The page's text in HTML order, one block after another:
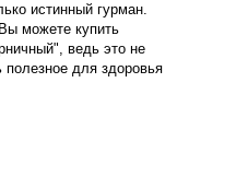
истинный гурман.
можете купить
ведь это не
полезное для здоровья